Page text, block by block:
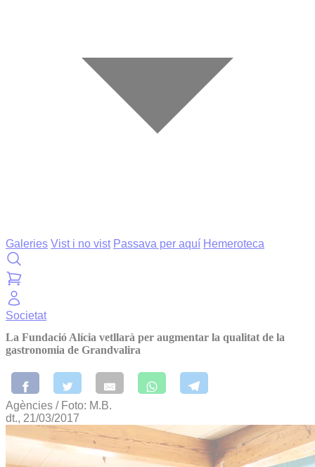
Galeries Vist i no vist Passava per aquí Hemeroteca
Societat
La Fundació Alícia vetllarà per augmentar la qualitat de la
gastronomia de Grandvalira
Agències / Foto: M.B.
dt., 21/03/2017